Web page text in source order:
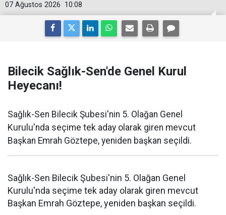
10:08
07 Ağustos 2026
Bilecik Sağlık-Sen'de Genel Kurul
Heyecanı!
Sağlık-Sen Bilecik Şubesi'nin 5. Olağan Genel
Kurulu'nda seçime tek aday olarak giren mevcut
Başkan Emrah Göztepe, yeniden başkan seçildi.
Sağlık-Sen Bilecik Şubesi'nin 5. Olağan Genel
Kurulu'nda seçime tek aday olarak giren mevcut
Başkan Emrah Göztepe, yeniden başkan seçildi.